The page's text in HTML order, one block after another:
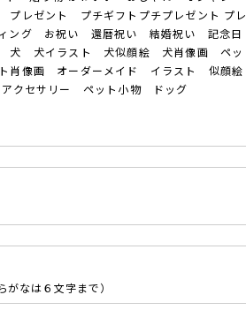
レゼント プチギフトプチプレゼント プレ
グ お祝い 還暦祝い 結婚祝い 記念日
犬イラスト 犬似顔絵 犬肖像画 ペッ
肖像画 オーダーメイド イラスト 似顔
アクセサリー ペット小物 ドッグ
なは６文字まで）